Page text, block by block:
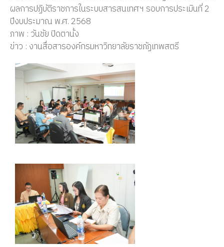
ผลการปฏิบัติราชการในระบบสารสนเทศฯ รอบการประเมินที่ 2
ปีงบประมาณ พ.ศ. 2568
ภาพ : วันชัย ปิดตานั้ง
ข่าว : งานสื่อสารองค์กรมหาวิทยาลัยราชภัฏเทพสตรี